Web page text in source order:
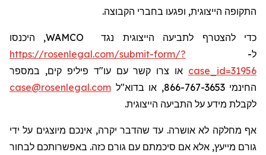
התקופה הייצוגית, ופגעו בחברי הקבוצה.
כדי להצטרף לתביעה הייצוגית נגד WAMCO, היכנסו
ל- https://rosenlegal.com/submit-form/?
case_id=31956 או צרו קשר עם עו"ד פיליפ קים, במספר
החינמי 866-767-3653, או בדוא"ל
case@rosenlegal.com
לקבלת מידע על התביעה הייצוגית.
אף מחלקה לא אושרה. עד שהדבר יקרה, אינכם מיוצגים על ידי
גורם מייעץ, אלא אם סיכמתם עם גורם כזה. באפשרותכם לבחור